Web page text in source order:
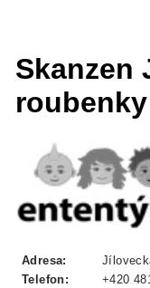
Skanzen
roubenky
Adresa:
Telefon:
+420